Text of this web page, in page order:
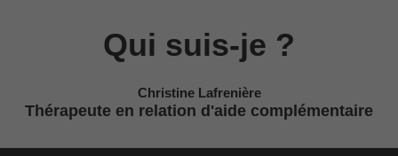
Qui suis-je ?
Christine Lafrenière
Thérapeute en relation d'aide complémentaire